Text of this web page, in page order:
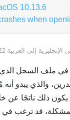
10.13.6
when
الإنجليزية إلى العربية
في ملف السجل
والذي يبدو
يكون ذلك ناتجًا
قد ترغب في